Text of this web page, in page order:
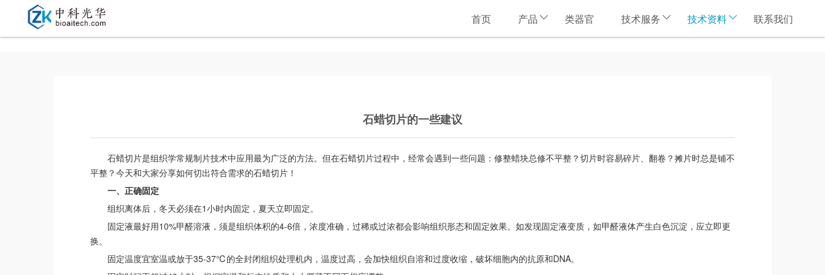
首页 产品 类器官 技术服务 技术资料 联系我们
石蜡切片的一些建议
石蜡切片是组织学常规制片技术中应用最为广泛的方法。但在石蜡切片过程中，经常会遇到一些问题：修整蜡块总修不平整？切片时容易碎片、翻卷？摊片时总是铺不
平整？今天和大家分享如何切出符合需求的石蜡切片！
一、正确固定
组织离体后，冬天必须在1小时内固定，夏天立即固定。
固定液最好用10%甲醛溶液，须是组织体积的4-6倍，浓度准确，过稀或过浓都会影响组织形态和固定效果。如发现固定液变质，如甲醛液体产生白色沉淀，应立即更
换。
固定温度宜室温或放于35-37℃的全封闭组织处理机内，温度过高，会加快组织自溶和过度收缩，破坏细胞内的抗原和DNA。